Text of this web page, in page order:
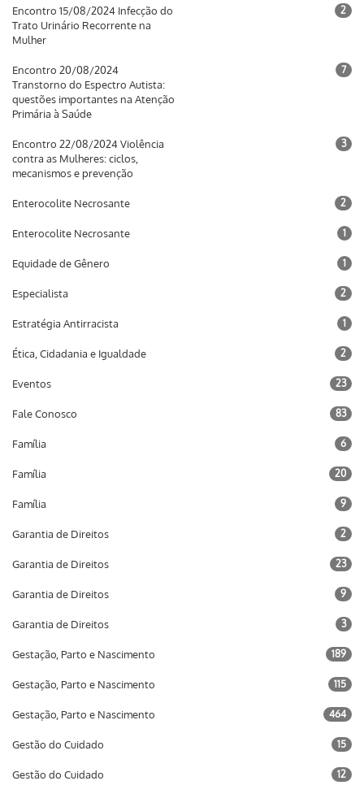
Encontro 15/08/2024 Infecção do
Trato Urinário Recorrente na
Mulher
2
Encontro 20/08/2024
Transtorno do Espectro Autista:
questões importantes na Atenção
Primária à Saúde
7
Encontro 22/08/2024 Violência
contra as Mulheres: ciclos,
mecanismos e prevenção
3
Enterocolite Necrosante 2
Enterocolite Necrosante 1
Equidade de Gênero 1
Especialista 2
Estratégia Antirracista 1
Ética, Cidadania e Igualdade 2
Eventos 23
Fale Conosco 83
Família 6
Família 20
Família 9
Garantia de Direitos 2
Garantia de Direitos 23
Garantia de Direitos 9
Garantia de Direitos 3
Gestação, Parto e Nascimento 189
Gestação, Parto e Nascimento 115
Gestação, Parto e Nascimento 464
Gestão do Cuidado 15
Gestão do Cuidado 12